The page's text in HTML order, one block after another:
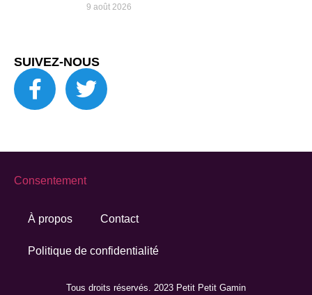
9 août 2026
SUIVEZ-NOUS
Tous droits réservés. 2023 Petit Petit Gamin
À propos Contact
Politique de confidentialité
Consentement